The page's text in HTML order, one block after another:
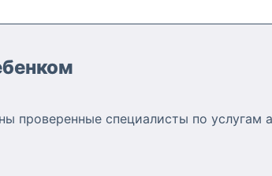
проверенные специалисты по услугам